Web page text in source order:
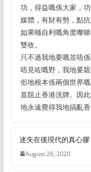
功，得益嘅係大家，
媒體，有財有勢，點
如果喺自利嘅角度嚟
雙收。
只不過我地要嘅並唔
唔見咗嘅野，我地要
佢地根本係兩個世界
直阻止香港洗牌。因
地永遠覺得我地搞亂
迷失在後現代的真心膠
August 26, 2020